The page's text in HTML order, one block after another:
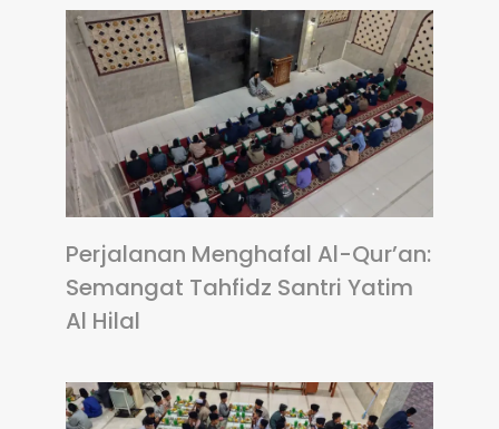
Perjalanan Menghafal Al-Qur’an:
Semangat Tahfidz Santri Yatim
Al Hilal